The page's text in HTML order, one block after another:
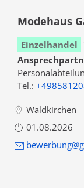
Modehaus
Einzelhandel
Tel.:
Waldkirchen
01.08.2026